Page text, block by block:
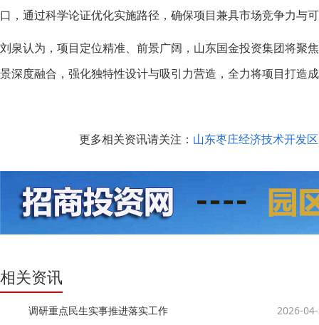
口，通过科学论证优化实施路径，确保项目兼具市场竞争力与
刘泉认为，项目定位精准、前景广阔，山东国金投资集团将聚
景深度融合，强化独特性设计与吸引力营造，全力将项目打造
更多相关资讯请关注： 山东枣庄经济技术开发区
相关资讯
调研重点民生实事推进落实工作
2026-